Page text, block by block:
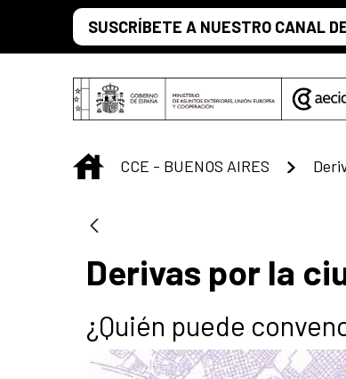
Saltar al contenido principal
SUSCRÍBETE A NUESTRO CANAL
INICIO
CCE - BUENOS AIRES
Derivas por la
¿Quién puede